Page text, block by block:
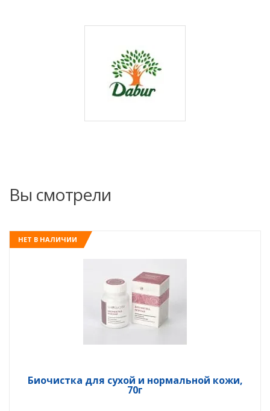
Вы смотрели
НЕТ В НАЛИЧИИ
Биочистка для сухой и нормальной кожи,
70г